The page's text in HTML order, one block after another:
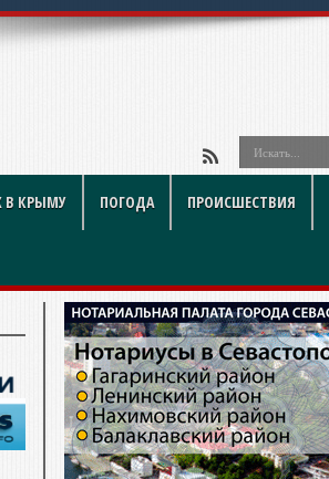
В КРЫМУ ПОГОДА ПРОИСШЕСТВИЯ